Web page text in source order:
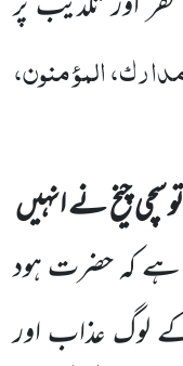
المؤمنون،
سچی چیخ نے انہیں
ہے کہ حضرت ہود
لوگ عذاب اور